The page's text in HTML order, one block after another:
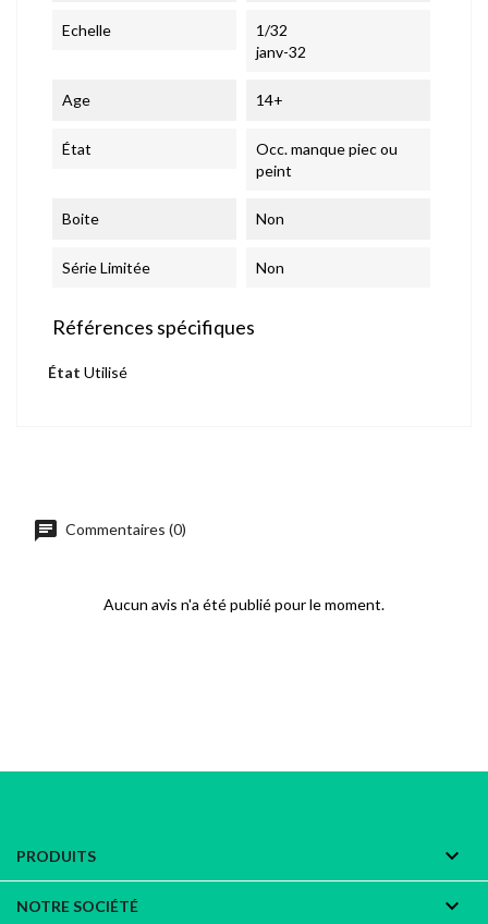
Echelle
1/32
janv-32
Age 14+
État
Occ. manque piec ou
peint
Boite Non
Série Limitée Non
Références spécifiques
État Utilisé
chat Commentaires (0)
Aucun avis n'a été publié pour le moment.
PRODUITS 
NOTRE SOCIÉTÉ 